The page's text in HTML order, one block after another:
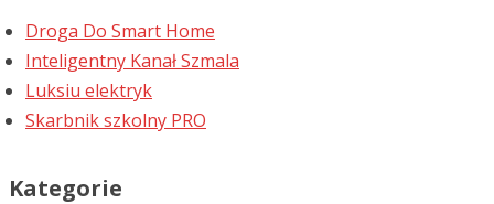
Droga Do Smart Home
Inteligentny Kanał Szmala
Luksiu elektryk
Skarbnik szkolny PRO
Kategorie